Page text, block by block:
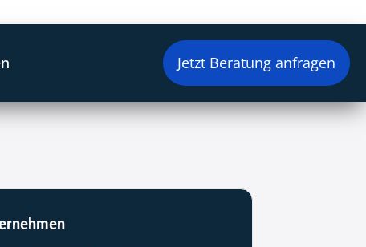
Jetzt Beratung anfragen